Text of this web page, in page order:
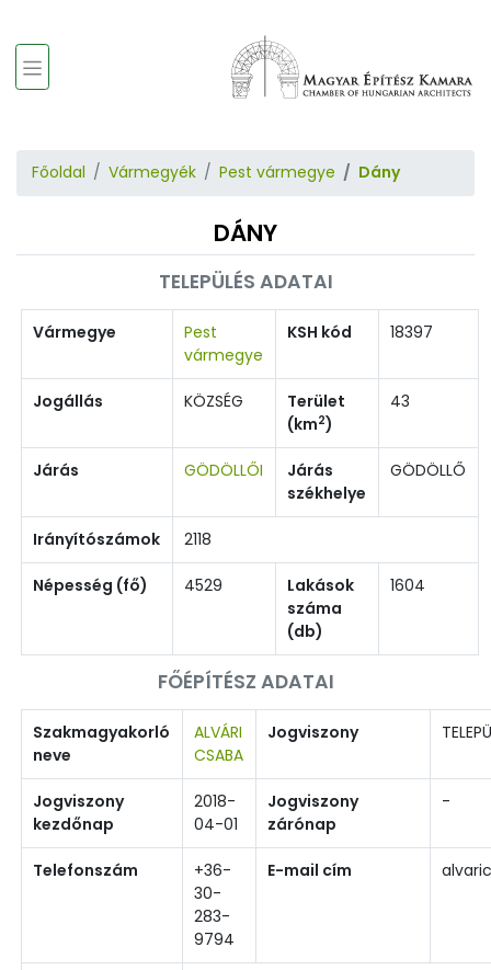
Főoldal Vármegyék Pest vármegye Dány
DÁNY
TELEPÜLÉS ADATAI
Vármegye
Pest
vármegye
KSH kód 18397
Jogállás KÖZSÉG
Terület
(km2)
43
Járás GÖDÖLLŐI
Járás
székhelye
GÖDÖLLŐ
Irányítószámok 2118
Népesség (fő) 4529
Lakások
száma
(db)
1604
FŐÉPÍTÉSZ ADATAI
Szakmagyakorló
neve
ALVÁRI
CSABA
Jogviszony
Jogviszony
kezdőnap
2018-
04-01
Jogviszony
zárónap
-
Telefonszám
+36-
30-
283-
9794
E-mail cím